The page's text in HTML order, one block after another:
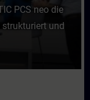
PCS neo die
und